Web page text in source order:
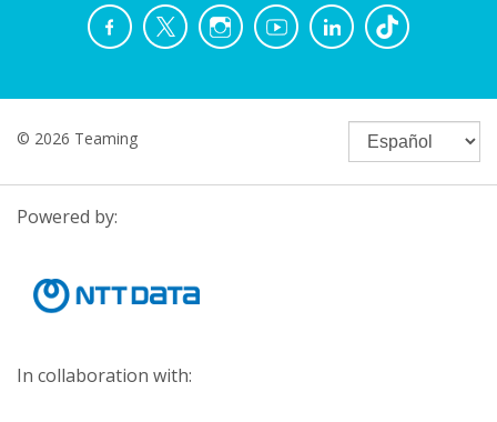
© 2026 Teaming
Powered by:
In collaboration with: